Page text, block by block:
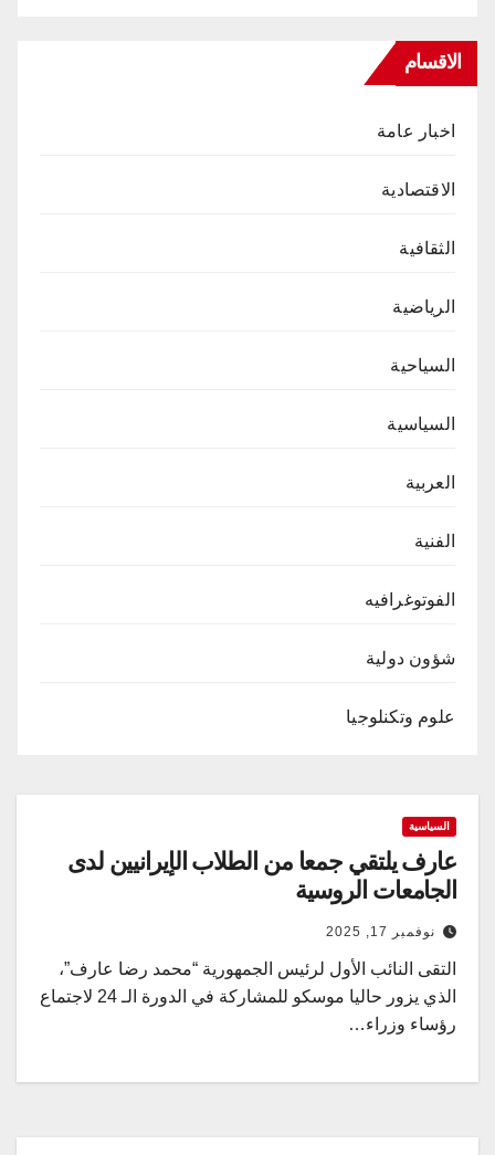
الاقسام
اخبار عامة
الاقتصادية
الثقافية
الرياضية
السياحية
السياسية
العربية
الفنية
الفوتوغرافيه
شؤون دولية
علوم وتكنلوجيا
السياسية
عارف يلتقي جمعا من الطلاب الإيرانيين لدى
الجامعات الروسية
نوفمبر 17, 2025
التقى النائب الأول لرئيس الجمهورية “محمد رضا عارف”،
الذي يزور حاليا موسكو للمشاركة في الدورة الـ 24 لاجتماع
رؤساء وزراء…